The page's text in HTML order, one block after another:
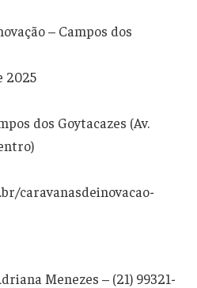
– Campos dos
2025
dos Goytacazes (Av.
caravanasdeinovacao-
Menezes – (21) 99321-